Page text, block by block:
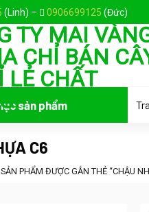
(Linh) – 0906699125 (Đức)
sản phẩm
C6
SẢN PHẨM ĐƯỢC GẮN THẺ “CHẬU